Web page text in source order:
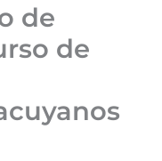
de
de